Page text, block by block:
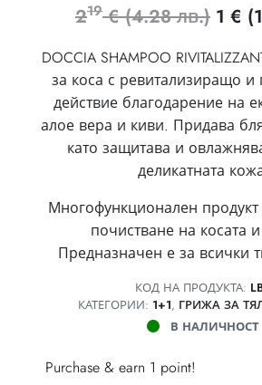
219 € (4.28 лв.)
price
was:
219
(4.28
лв.).
1 €
DOCCIA SHAMPOO
за коса с ревитализиращо
действие благодарение на
алое вера и киви. Придава
като защитава и
деликатната
Многофункционален продукт
почистване на косата
Предназначен е за всички
КОД НА ПРОДУКТА:
КАТЕГОРИИ: 1+1, ГРИЖА ЗА
В НАЛИЧНОСТ
Purchase & earn 1 point!